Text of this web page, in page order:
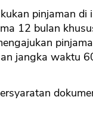
pinjaman di
12 bulan
jangka waktu